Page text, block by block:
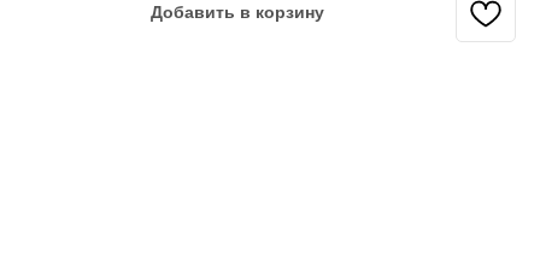
Добавить в корзину